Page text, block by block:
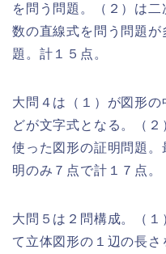
を問う問題。（２）は
数の直線式を問う問題
題。計１５点。
大問４は（１）が図形
どが文字式となる。（
使った図形の証明問題
明のみ７点で計１７点。
大問５は２問構成。（
て立体図形の１辺の長